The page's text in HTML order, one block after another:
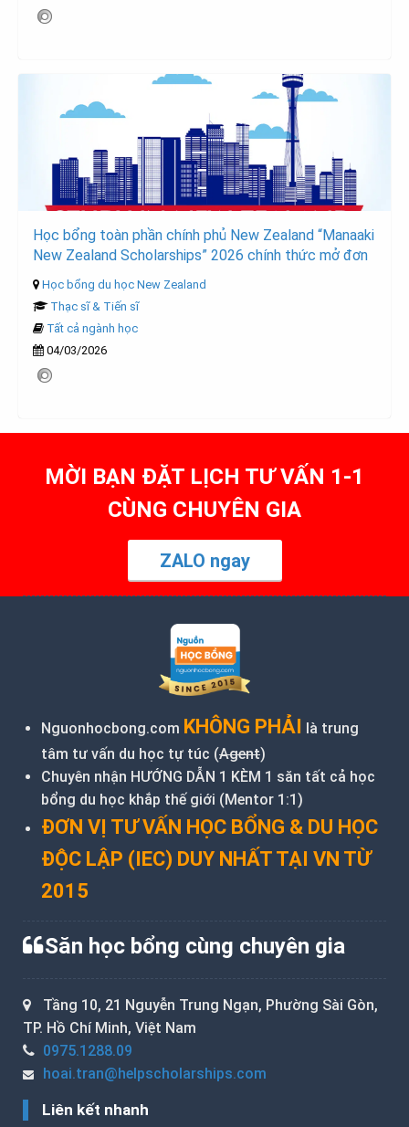
Học bổng toàn phần chính phủ New Zealand “Manaaki
New Zealand Scholarships” 2026 chính thức mở đơn
Học bổng du học New Zealand
Thạc sĩ & Tiến sĩ
Tất cả ngành học
04/03/2026
MỜI BẠN ĐẶT LỊCH TƯ VẤN 1-1
CÙNG CHUYÊN GIA
ZALO ngay
Nguonhocbong.com KHÔNG PHẢI là trung
tâm tư vấn du học tự túc (Agent)
Chuyên nhận HƯỚNG DẪN 1 KÈM 1 săn tất cả học
bổng du học khắp thế giới (Mentor 1:1)
ĐƠN VỊ TƯ VẤN HỌC BỔNG & DU HỌC
ĐỘC LẬP (IEC) DUY NHẤT TẠI VN TỪ
2015
Săn học bổng cùng chuyên gia
Tầng 10, 21 Nguyễn Trung Ngạn, Phường Sài Gòn,
TP. Hồ Chí Minh, Việt Nam
0975.1288.09
hoai.tran@helpscholarships.com
Liên kết nhanh